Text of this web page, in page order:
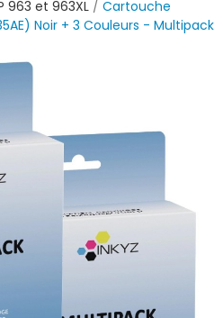
963 et 963XL
Cartouche
Noir + 3 Couleurs - Multipack